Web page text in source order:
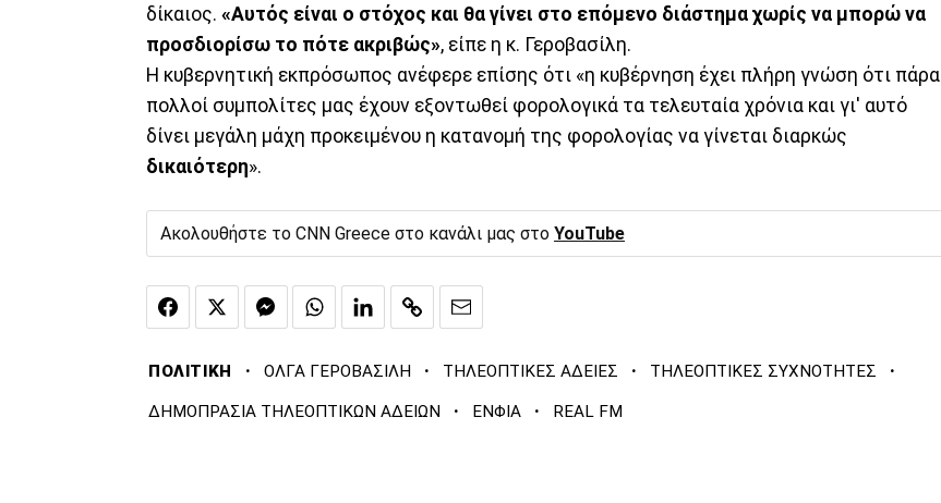
δίκαιος. «Αυτός είναι ο στόχος και θα γίνει στο επόμενο διάστημα χωρίς να μπορώ να
προσδιορίσω το πότε ακριβώς», είπε η κ. Γεροβασίλη.
Η κυβερνητική εκπρόσωπος ανέφερε επίσης ότι «η κυβέρνηση έχει πλήρη γνώση ότι πάρα
πολλοί συμπολίτες μας έχουν εξοντωθεί φορολογικά τα τελευταία χρόνια και γι' αυτό
δίνει μεγάλη μάχη προκειμένου η κατανομή της φορολογίας να γίνεται διαρκώς
δικαιότερη».
Ακολουθήστε το CNN Greece στο κανάλι μας στο YouTube
ΠΟΛΙΤΙΚΗ · ΟΛΓΑ ΓΕΡΟΒΑΣΙΛΗ · ΤΗΛΕΟΠΤΙΚΕΣ ΑΔΕΙΕΣ · ΤΗΛΕΟΠΤΙΚΕΣ ΣΥΧΝΟΤΗΤΕΣ ·
ΔΗΜΟΠΡΑΣΙΑ ΤΗΛΕΟΠΤΙΚΩΝ ΑΔΕΙΩΝ · ΕΝΦΙΑ · REAL FM